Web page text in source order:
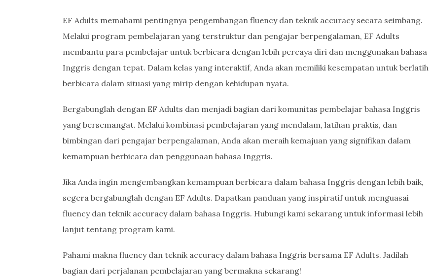
EF Adults memahami pentingnya pengembangan fluency dan teknik accuracy secara seimbang.
Melalui program pembelajaran yang terstruktur dan pengajar berpengalaman, EF Adults
membantu para pembelajar untuk berbicara dengan lebih percaya diri dan menggunakan bahasa
Inggris dengan tepat. Dalam kelas yang interaktif, Anda akan memiliki kesempatan untuk berlatih
berbicara dalam situasi yang mirip dengan kehidupan nyata.
Bergabunglah dengan EF Adults dan menjadi bagian dari komunitas pembelajar bahasa Inggris
yang bersemangat. Melalui kombinasi pembelajaran yang mendalam, latihan praktis, dan
bimbingan dari pengajar berpengalaman, Anda akan meraih kemajuan yang signifikan dalam
kemampuan berbicara dan penggunaan bahasa Inggris.
Jika Anda ingin mengembangkan kemampuan berbicara dalam bahasa Inggris dengan lebih baik,
segera bergabunglah dengan EF Adults. Dapatkan panduan yang inspiratif untuk menguasai
fluency dan teknik accuracy dalam bahasa Inggris. Hubungi kami sekarang untuk informasi lebih
lanjut tentang program kami.
Pahami makna fluency dan teknik accuracy dalam bahasa Inggris bersama EF Adults. Jadilah
bagian dari perjalanan pembelajaran yang bermakna sekarang!